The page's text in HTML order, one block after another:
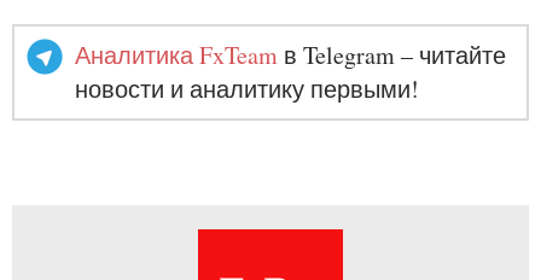
Аналитика FxTeam в Telegram – читайте
новости и аналитику первыми!